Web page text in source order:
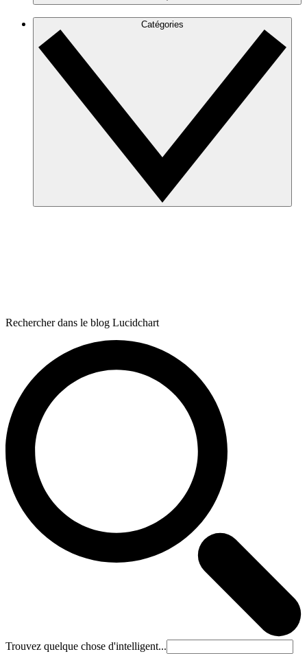
Catégories
Rechercher dans le blog Lucidchart
Trouvez quelque chose d'intelligent...